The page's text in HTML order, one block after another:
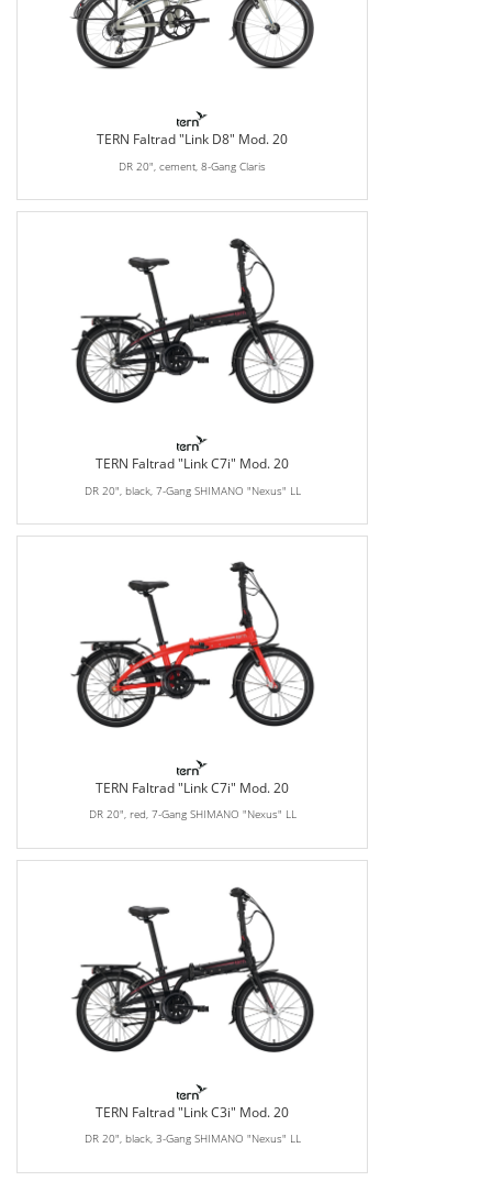
TERN Faltrad "Link D8" Mod. 20
DR 20", cement, 8-Gang Claris
TERN Faltrad "Link C7i" Mod. 20
DR 20", black, 7-Gang SHIMANO "Nexus" LL
TERN Faltrad "Link C7i" Mod. 20
DR 20", red, 7-Gang SHIMANO "Nexus" LL
TERN Faltrad "Link C3i" Mod. 20
DR 20", black, 3-Gang SHIMANO "Nexus" LL